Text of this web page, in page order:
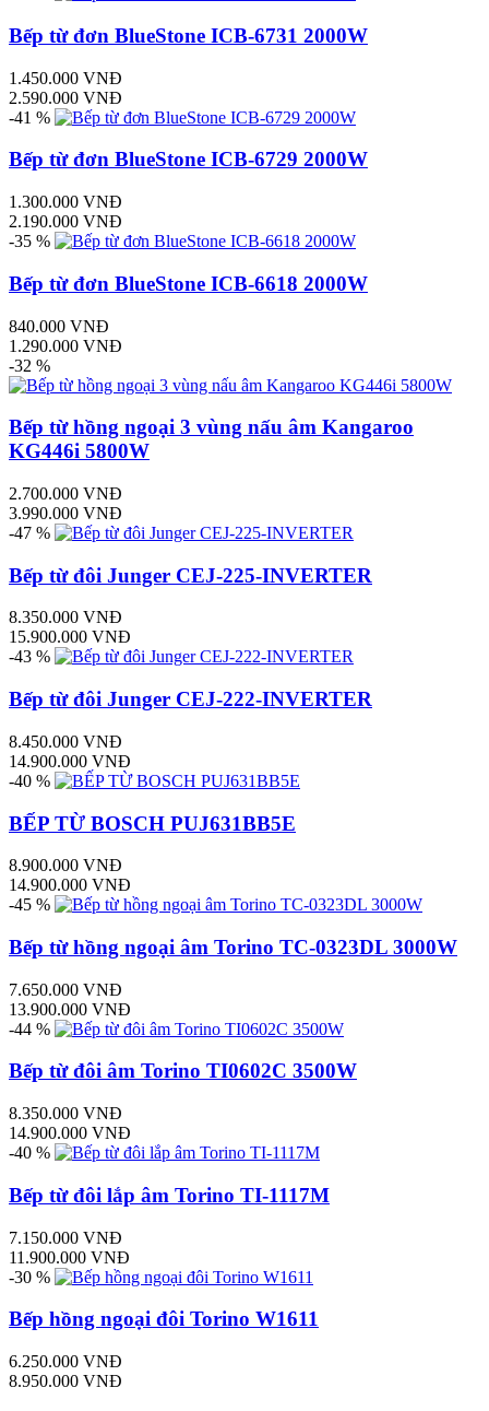
Bếp từ đơn BlueStone ICB-6731 2000W
1.450.000 VNĐ
2.590.000 VNĐ
-41 %
Bếp từ đơn BlueStone ICB-6729 2000W
1.300.000 VNĐ
2.190.000 VNĐ
-35 %
Bếp từ đơn BlueStone ICB-6618 2000W
840.000 VNĐ
1.290.000 VNĐ
-32 %
Bếp từ hồng ngoại 3 vùng nấu âm Kangaroo
KG446i 5800W
2.700.000 VNĐ
3.990.000 VNĐ
-47 %
Bếp từ đôi Junger CEJ-225-INVERTER
8.350.000 VNĐ
15.900.000 VNĐ
-43 %
Bếp từ đôi Junger CEJ-222-INVERTER
8.450.000 VNĐ
14.900.000 VNĐ
-40 %
BẾP TỪ BOSCH PUJ631BB5E
8.900.000 VNĐ
14.900.000 VNĐ
-45 %
Bếp từ hồng ngoại âm Torino TC-0323DL 3000W
7.650.000 VNĐ
13.900.000 VNĐ
-44 %
Bếp từ đôi âm Torino TI0602C 3500W
8.350.000 VNĐ
14.900.000 VNĐ
-40 %
Bếp từ đôi lắp âm Torino TI-1117M
7.150.000 VNĐ
11.900.000 VNĐ
-30 %
Bếp hồng ngoại đôi Torino W1611
6.250.000 VNĐ
8.950.000 VNĐ